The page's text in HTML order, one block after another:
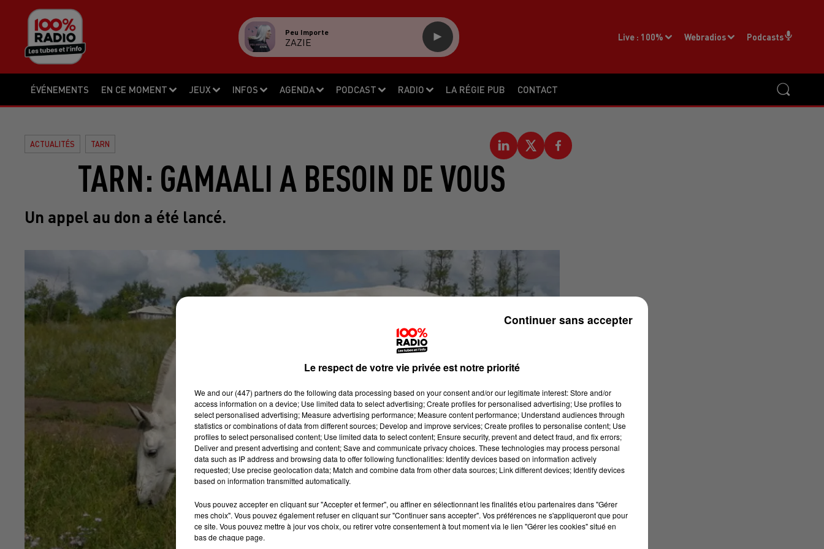
ÉVÉNEMENTS EN CE MOMENT JEUX INFOS AGENDA PODCAST RADIO LA RÉGIE PUB CONTACT
Live : 100% Webradios Podcasts
Peu Importe
ZAZIE
ACTUALITÉS TARN
TARN: GAMAALI A BESOIN DE VOUS
Un appel au don a été lancé.
Le respect de votre vie privée est notre priorité
We and our (447) partnersdo the following data processing based on your consent and/or our legitimate interest: Store and/or
access information on a device; Use limited data to select advertising; Create profiles for personalised advertising; Use profiles to
select personalised advertising; Measure advertising performance; Measure content performance; Understand audiences through
statistics or combinations of data from different sources; Develop and improve services; Create profiles to personalise content; Use
profiles to select personalised content; Use limited data to select content; Ensure security, prevent and detect fraud, and fix errors;
Deliver and present advertising and content; Save and communicate privacy choices. These technologies may process personal
data such as IP address and browsing data to offer following functionalities: Identify devices based on information actively
requested; Use precise geolocation data; Match and combine data from other data sources; Link different devices; Identify devices
based on information transmitted automatically.
Vous pouvez accepter en cliquant sur "Accepter et fermer", ou affiner en sélectionnant les finalités et/ou partenaires dans "Gérer
mes choix". Vous pouvez également refuser en cliquant sur "Continuer sans accepter". Vos préférences ne s'appliqueront que pour
ce site. Vous pouvez mettre à jour vos choix, ou retirer votre consentement à tout moment via le lien "Gérer les cookies" situé en
bas de chaque page.
Continuer sans accepter